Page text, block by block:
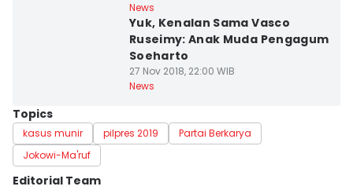
News
Yuk, Kenalan Sama Vasco
Ruseimy: Anak Muda Pengagum
Soeharto
27 Nov 2018, 22:00 WIB
News
Topics
kasus munir pilpres 2019
Partai Berkarya
Jokowi-Ma'ruf
Editorial Team